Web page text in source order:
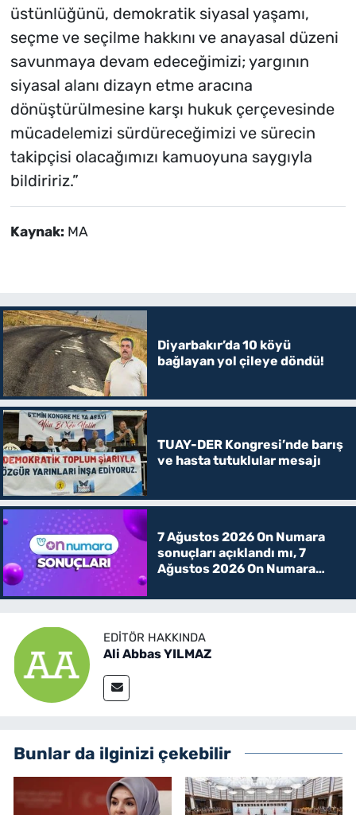
üstünlüğünü, demokratik siyasal yaşamı,
seçme ve seçilme hakkını ve anayasal düzeni
savunmaya devam edeceğimizi; yargının
siyasal alanı dizayn etme aracına
dönüştürülmesine karşı hukuk çerçevesinde
mücadelemizi sürdüreceğimizi ve sürecin
takipçisi olacağımızı kamuoyuna saygıyla
bildiririz.”
Kaynak: MA
Diyarbakır’da 10 köyü
bağlayan yol çileye döndü!
TUAY-DER Kongresi’nde barış
ve hasta tutuklular mesajı
7 Ağustos 2026 On Numara
sonuçları açıklandı mı, 7
Ağustos 2026 On Numara
EDITÖR HAKKINDA
Ali Abbas YILMAZ
Bunlar da ilginizi çekebilir